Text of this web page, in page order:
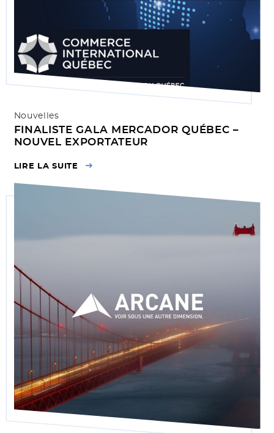
Nouvelles
FINALISTE GALA MERCADOR QUÉBEC –
NOUVEL EXPORTATEUR
LIRE LA SUITE